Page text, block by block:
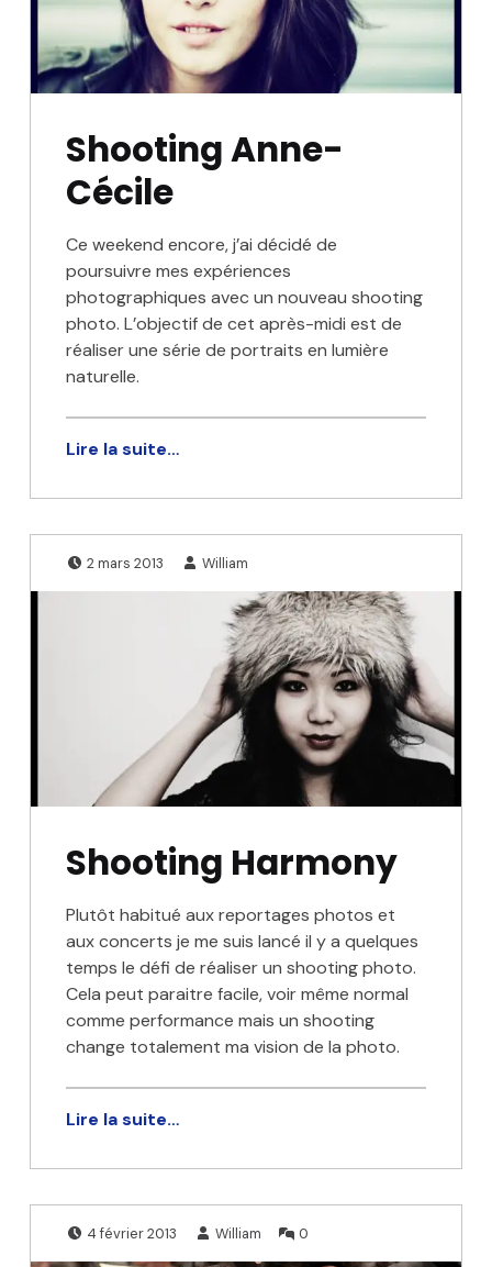
Shooting Anne-
Cécile
Ce weekend encore, j’ai décidé de
poursuivre mes expériences
photographiques avec un nouveau shooting
photo. L’objectif de cet après-midi est de
réaliser une série de portraits en lumière
naturelle.
Lire la suite…
Shooting Harmony
Plutôt habitué aux reportages photos et
aux concerts je me suis lancé il y a quelques
temps le défi de réaliser un shooting photo.
Cela peut paraitre facile, voir même normal
comme performance mais un shooting
change totalement ma vision de la photo.
Lire la suite…
2 mars 2013
Écrit par:
William
Publié le:
4 février 2013
Écrit par:
William 0